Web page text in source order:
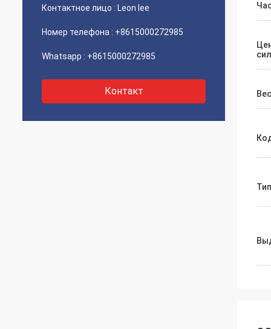
Контактное лицо : Leon lee
Номер телефона : +8615000272985
Whatsapp : +8615000272985
Контакт
Тип